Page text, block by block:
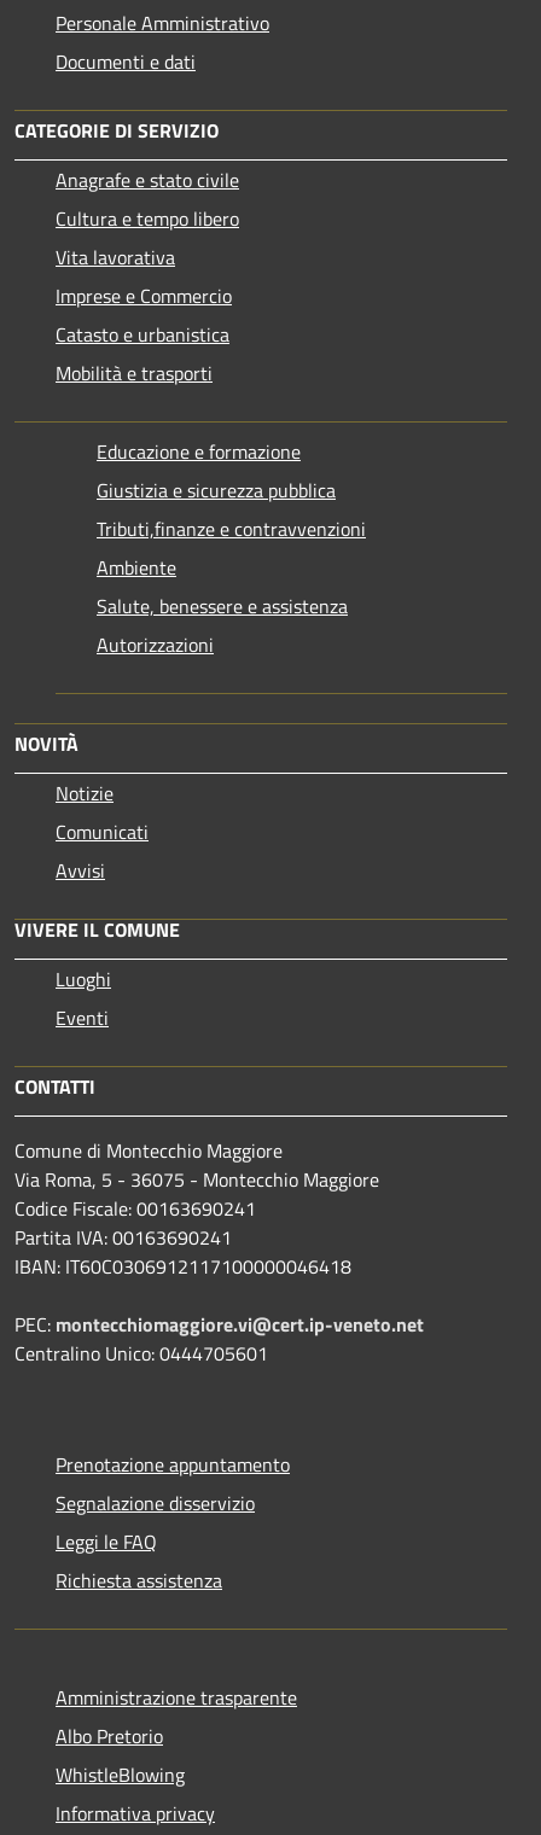
Personale Amministrativo
Documenti e dati
CATEGORIE DI SERVIZIO
Anagrafe e stato civile
Cultura e tempo libero
Vita lavorativa
Imprese e Commercio
Catasto e urbanistica
Mobilità e trasporti
Educazione e formazione
Giustizia e sicurezza pubblica
Tributi,finanze e contravvenzioni
Ambiente
Salute, benessere e assistenza
Autorizzazioni
NOVITÀ
Notizie
Comunicati
Avvisi
VIVERE IL COMUNE
Luoghi
Eventi
CONTATTI
Comune di Montecchio Maggiore
Via Roma, 5 - 36075 - Montecchio Maggiore
Codice Fiscale: 00163690241
Partita IVA: 00163690241
IBAN: IT60C0306912117100000046418
PEC: montecchiomaggiore.vi@cert.ip-veneto.net
Centralino Unico: 0444705601
Prenotazione appuntamento
Segnalazione disservizio
Leggi le FAQ
Richiesta assistenza
Amministrazione trasparente
Albo Pretorio
WhistleBlowing
Informativa privacy